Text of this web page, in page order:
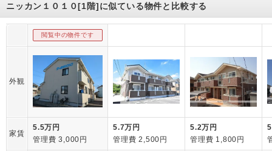
ニッカン１０１０[1階]に似ている物件と比較する
閲覧中の物件です
外観
家賃
5.5万円
管理費 3,000円
5.7万円
管理費 2,500円
5.2万円
管理費 1,800円